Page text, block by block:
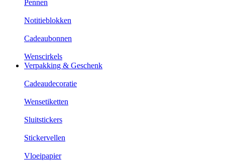
Pennen
Notitieblokken
Cadeaubonnen
Wenscirkels
Verpakking & Geschenk
Cadeaudecoratie
Wensetiketten
Sluitstickers
Stickervellen
Vloeipapier